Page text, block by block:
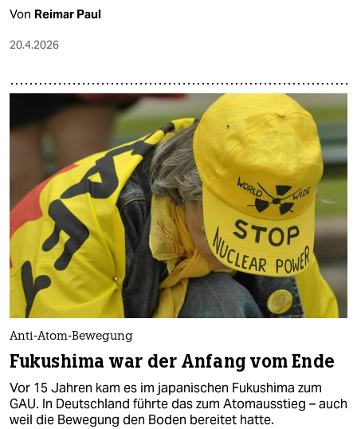
Von Reimar Paul
20.4.2026
Anti-Atom-Bewegung
Fukushima war der Anfang vom Ende
Vor 15 Jahren kam es im japanischen Fukushima zum
GAU. In Deutschland führte das zum Atomausstieg – auch
weil die Bewegung den Boden bereitet hatte.